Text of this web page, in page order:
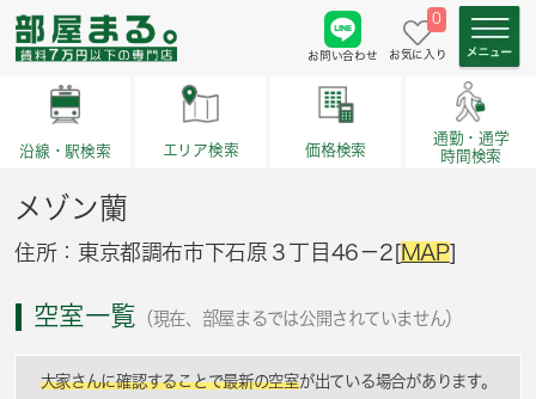
お問い合わせ
0
お気に入り
沿線・駅検索 エリア検索 価格検索
通勤・通学
時間検索
メゾン蘭
住所：東京都調布市下石原３丁目46－2[MAP]
空室一覧 （現在、部屋まるでは公開されていません）
大家さんに確認することで最新の空室が出ている場合があります。